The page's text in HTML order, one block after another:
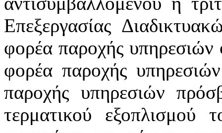
Επεξεργασίας
φορέα παροχής
φορέα παροχής
παροχής υπηρεσιών
τερματικού εξοπλισμού